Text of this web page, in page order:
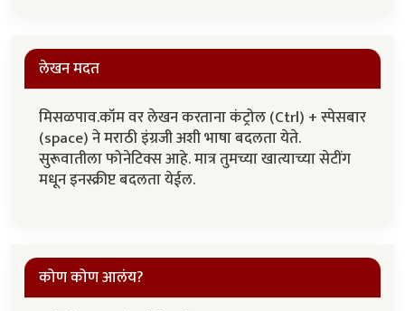
लेखन मदत
मिसळपाव.कॉम वर लेखन करताना कंट्रोल (Ctrl) + स्पेसबार
(space) ने मराठी इंग्रजी अशी भाषा बदलता येते.
सुरूवातीला फोनेटिक्स आहे. मात्र तुमच्या खात्याच्या सेटींग
मधून इनस्क्रीप्ट बदलता येईल.
कोण कोण आलंय?